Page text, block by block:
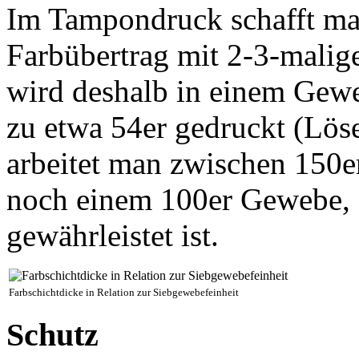
Im Tampondruck schafft
Farbübertrag mit 2-3-
wird deshalb in einem
zu etwa 54er gedruckt
arbeitet man zwischen
noch einem 100er
gewährleistet ist.
Farbschichtdicke in Relation zur Siebgewebefeinheit
Schutz